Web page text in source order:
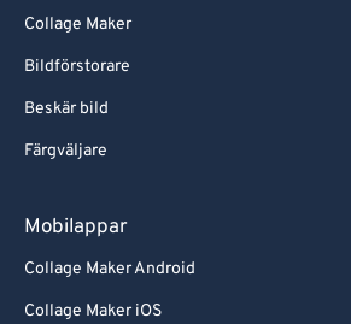
Collage Maker
Bildförstorare
Beskär bild
Färgväljare
Mobilappar
Collage Maker Android
Collage Maker iOS